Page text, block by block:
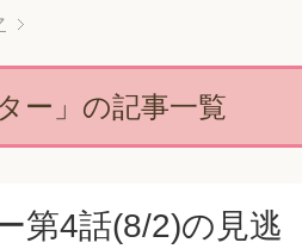
ー」の記事一覧
第4話(8/2)の見逃